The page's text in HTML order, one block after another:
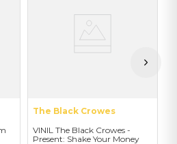
The Black Crowes
VINIL The Black Crowes -
Present: Shake Your Money